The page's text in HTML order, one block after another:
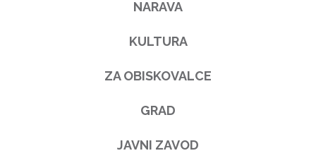
NARAVA
KULTURA
ZA OBISKOVALCE
GRAD
JAVNI ZAVOD